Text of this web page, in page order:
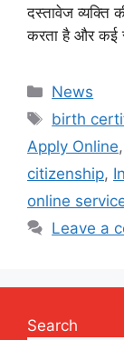
दस्तावेज व्यक्ति
करता है और कई
Categories
News
Tags
birth
Apply Online,
citizenship,
online
Leave a
Search